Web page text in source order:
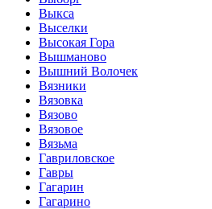
Выкса
Выселки
Высокая Гора
Вышманово
Вышний Волочек
Вязники
Вязовка
Вязово
Вязовое
Вязьма
Гавриловское
Гавры
Гагарин
Гагарино